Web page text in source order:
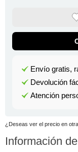
Envío gratis,
Devolución
Atención
¿Deseas ver el precio en
Información